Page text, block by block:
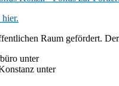
Raum gefördert.
unter
unter